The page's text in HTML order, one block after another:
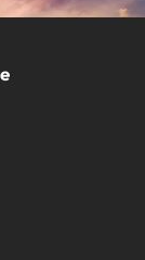
lisible